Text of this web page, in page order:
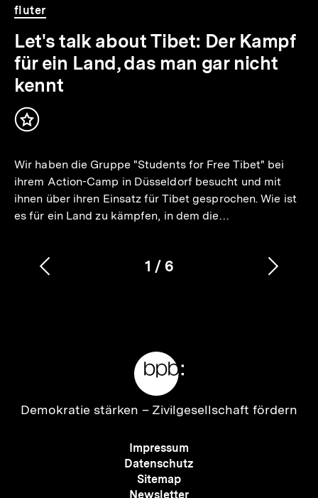
Video
Dauer
6
Min.
fluter
Let's talk about Tibet: Der Kampf
für ein Land, das man gar nicht
kennt
Inhalt
Wir haben die Gruppe "Students for Free Tibet" bei
ihrem Action-Camp in Düsseldorf besucht und mit
ihnen über ihren Einsatz für Tibet gesprochen. Wie ist
es für ein Land zu kämpfen, in dem die…
Karussellinhalt
1
von
/ 6
Vorherigen
Zur
Demokratie stärken – Zivilgesellschaft fördern
Meta-
Navigation
Impressum
Datenschutz
Sitemap
Newsletter